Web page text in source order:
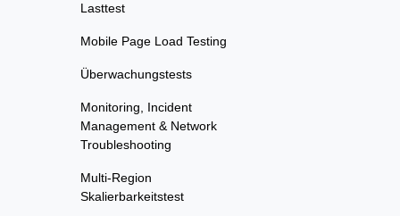
Lasttest
Mobile Page Load Testing
Überwachungstests
Monitoring, Incident
Management & Network
Troubleshooting
Multi-Region
Skalierbarkeitstest